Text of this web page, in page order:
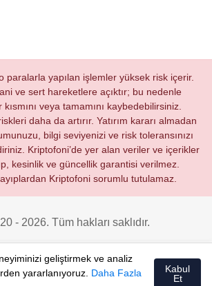
paralarla yapılan işlemler yüksek risk içerir.
ve sert hareketlere açıktır; bu nedenle
kısmını veya tamamını kaybedebilirsiniz.
daha da artırır. Yatırım kararı almadan
bilgi seviyenizi ve risk toleransınızı
Kriptofoni’de yer alan veriler ve içerikler
kesinlik ve güncellik garantisi verilmez.
Kriptofoni sorumlu tutulamaz.
- 2026. Tüm hakları saklıdır.
geliştirmek ve analiz
yararlanıyoruz. Daha Fazla
Kabul
Et